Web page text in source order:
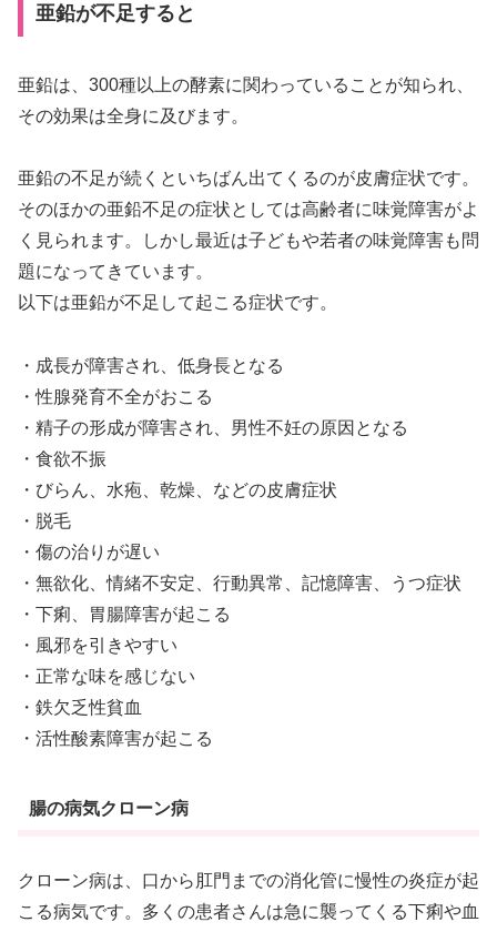
亜鉛が不足すると
亜鉛は、300種以上の酵素に関わっていることが知られ、
その効果は全身に及びます。
亜鉛の不足が続くといちばん出てくるのが皮膚症状です。
そのほかの亜鉛不足の症状としては高齢者に味覚障害がよ
く見られます。しかし最近は子どもや若者の味覚障害も問
題になってきています。
以下は亜鉛が不足して起こる症状です。
・成長が障害され、低身長となる
・性腺発育不全がおこる
・精子の形成が障害され、男性不妊の原因となる
・食欲不振
・びらん、水疱、乾燥、などの皮膚症状
・脱毛
・傷の治りが遅い
・無欲化、情緒不安定、行動異常、記憶障害、うつ症状
・下痢、胃腸障害が起こる
・風邪を引きやすい
・正常な味を感じない
・鉄欠乏性貧血
・活性酸素障害が起こる
腸の病気クローン病
クローン病は、口から肛門までの消化管に慢性の炎症が起
こる病気です。多くの患者さんは急に襲ってくる下痢や血